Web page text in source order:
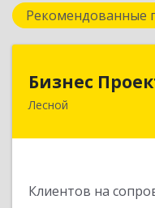
Рекомендованные
Бизнес
Лесной
Клиентов на
624200,